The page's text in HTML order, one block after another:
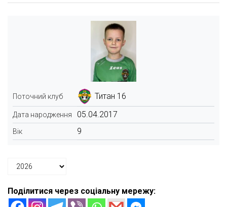
Поточний клуб Титан 16
Дата народження 05.04.2017
Вік 9
Поділитися через соціальну мережу: